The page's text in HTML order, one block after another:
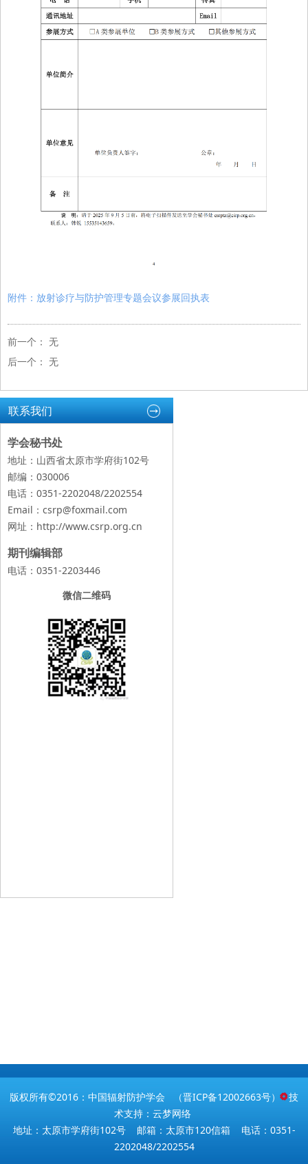
联系我们
学会秘书处
地址：山西省太原市学府街102号
邮编：030006
电话：0351-2202048/2202554
Email：csrp@foxmail.com
网址： http://www.csrp.org.cn
期刊编辑部
电话：0351-2203446
微信二维码
附件：放射诊疗与防护管理专题会议参展回执表
前一个：
无
后一个：
无
版权所有©2016：中国辐射防护学会 （晋ICP备12002663号） 技
术支持：云梦网络
地址：太原市学府街102号 邮箱：太原市120信箱 电话：0351-
2202048/2202554